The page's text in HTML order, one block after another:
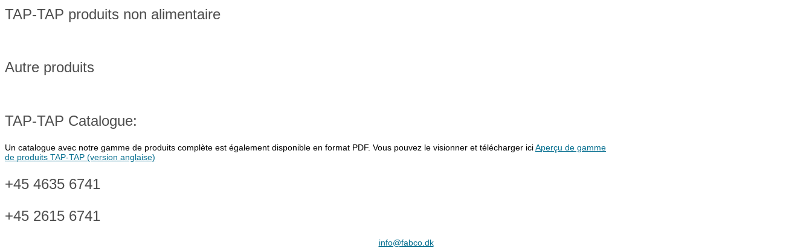
TAP-TAP produits non alimentaire
Autre produits
TAP-TAP Catalogue:
Un catalogue avec notre gamme de produits complète est également disponible en format PDF. Vous pouvez le visionner et télécharger iciAperçu de gamme
de produits TAP-TAP (version anglaise)
+45 4635 6741
+45 2615 6741
info@fabco.dk